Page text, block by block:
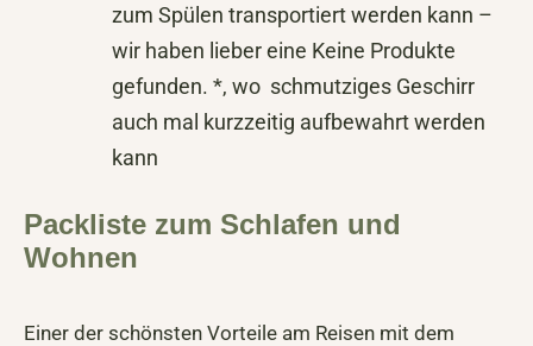
zum Spülen transportiert werden kann –
wir haben lieber eine Keine Produkte
gefunden. *, wo schmutziges Geschirr
auch mal kurzzeitig aufbewahrt werden
kann
Packliste zum Schlafen und
Wohnen
Einer der schönsten Vorteile am Reisen mit dem